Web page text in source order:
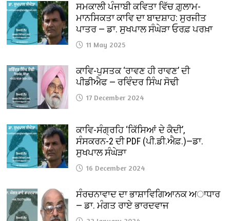
ਸਮਕਾਲੀ ਪੰਜਾਬੀ ਕਵਿਤਾ ਵਿੱਚ ਗ਼ੁਲਾਮ-
ਮਾਨਸਿਕਤਾ ਕਾਵਿ ਦਾ ਬਾਦਸ਼ਾਹ: ਸੁਰਜੀਤ
ਪਾਤਰ — ਡਾ. ਸੁਖਪਾਲ ਸੰਘੇੜਾ ਓਰਫ਼ ਪਰਖ਼ਾ
11 May 2025
ਕਾਵਿ-ਪੁਸਤਕ ‘ਰਾਵਣ ਹੀ ਰਾਵਣ’ ਦੀ
ਪੀਡੀਐਫ — ਰਵਿੰਦਰ ਸਿੰਘ ਸੋਢੀ
17 December 2024
ਕਾਵਿ-ਸੰਗ੍ਰਹਿ ‘ਕਿੱਸਿਆਂ ਦੇ ਕੈਦੀ’,
ਸੰਸਕਰਨ-2 ਦੀ PDF (ਪੀ.ਡੀ.ਐਫ਼.)—ਡਾ.
ਸੁਖਪਾਲ ਸੰਘੇੜਾ
16 December 2024
ਸੰਰਚਨਾਵਾਦ ਦਾ ਭਾਸ਼ਾਵਿਗਿਆਨਕ ਅਾਧਾਰ
— ਡਾ. ਮੰਗਤ ਰਾਏ ਭਾਰਦਵਾਜ